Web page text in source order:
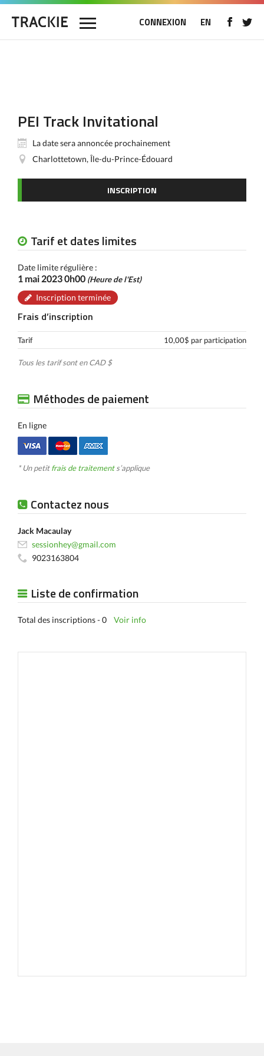
CONNEXION EN
PEI Track Invitational
La date sera annoncée prochainement
Charlottetown, Île-du-Prince-Édouard
INSCRIPTION
Tarif et dates limites
Date limite régulière :
1 mai 2023 0h00 (Heure de l'Est)
Inscription terminée
Frais d’inscription
Tarif 10,00$ par participation
Tous les tarif sont en CAD $
Méthodes de paiement
En ligne
* Un petitfrais de traitements’applique
Contactez nous
Jack Macaulay
sessionhey@gmail.com
9023163804
Liste de confirmation
Total des inscriptions - 0 Voir info